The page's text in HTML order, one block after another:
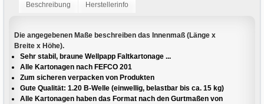
Beschreibung Herstellerinfo
Die angegebenen Maße beschreiben das Innenmaß (Länge x
Breite x Höhe).
Sehr stabil, braune Wellpapp Faltkartonage ...
Alle Kartonagen nach FEFCO 201
Zum sicheren verpacken von Produkten
Gute Qualität: 1.20 B-Welle (einwellig, belastbar bis ca. 15 kg)
Alle Kartonagen haben das Format nach den Gurtmaßen von